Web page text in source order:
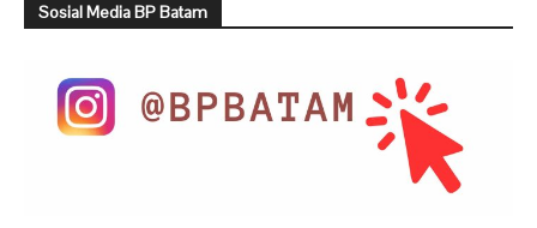
Sosial Media BP Batam